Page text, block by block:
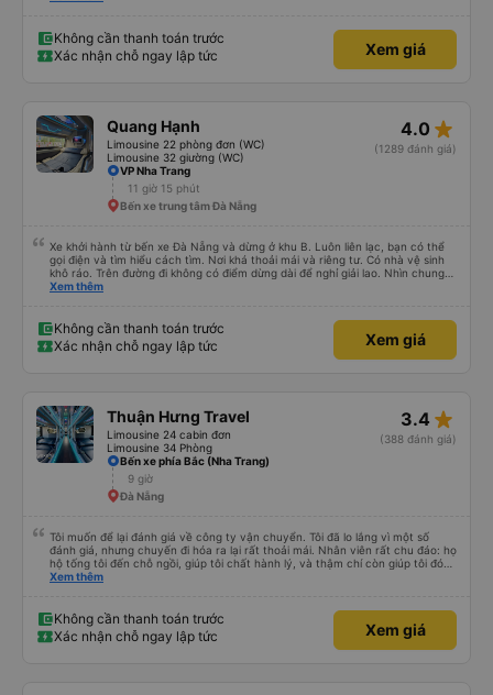
Không cần thanh toán trước
Xác nhận chỗ ngay lập tức
Xem giá
Quang Hạnh
Limousine 22 phòng đơn (WC)
Limousine 32 giường (WC)
4.0 star_rate
(1289 đánh giá)
VP Nha Trang
11 giờ 15 phút
Bến xe trung tâm Đà Nẵng
Xe khởi hành từ bến xe Đà Nẵng và dừng ở khu B. Luôn liên lạc, bạn có thể
gọi điện và tìm hiểu cách tìm. Nơi khá thoải mái và riêng tư. Có nhà vệ sinh
khô ráo. Trên đường đi không có điểm dừng dài để nghỉ giải lao. Nhìn chung
mọi thứ đều tuyệt vời.
Xem thêm
Không cần thanh toán trước
Xác nhận chỗ ngay lập tức
Xem giá
Thuận Hưng Travel
Limousine 24 cabin đơn
Limousine 34 Phòng
3.4 star_rate
(388 đánh giá)
Bến xe phía Bắc (Nha Trang)
9 giờ
Đà Nẵng
Tôi muốn để lại đánh giá về công ty vận chuyển. Tôi đã lo lắng vì một số
đánh giá, nhưng chuyến đi hóa ra lại rất thoải mái. Nhân viên rất chu đáo: họ
hộ tống tôi đến chỗ ngồi, giúp tôi chất hành lý, và thậm chí còn giúp tôi đóng
gói giày. Điểm trừ duy nhất là xe buýt đến sớm hơn một tiếng so với giờ khởi
chọn công ty này.
Xem thêm
Không cần thanh toán trước
Xác nhận chỗ ngay lập tức
Xem giá